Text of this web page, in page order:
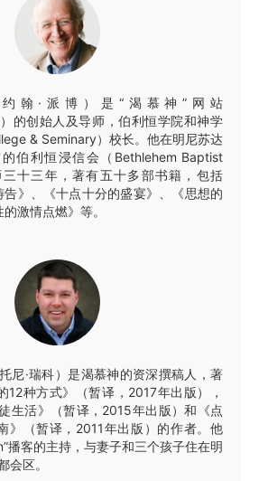
约翰·派博）是“渴慕神”网站
的创始人及导师，伯利恒学院和神学
& Seminary）校长。他在明尼苏达
伯利恒浸信会（Bethlehem Baptist
十三年，著有五十多部书籍，包括
告》、《十点十分的盛宴》、《思想的
激情点燃》等。
托尼·瑞科）是渴慕神的资深撰稿人，著
12种方式》（暂译，2017年出版），
徒生活》（暂译，2015年出版）和《点
》（暂译，2011年出版）的作者。他
播客的主持，与妻子和三个孩子住在明
会区。